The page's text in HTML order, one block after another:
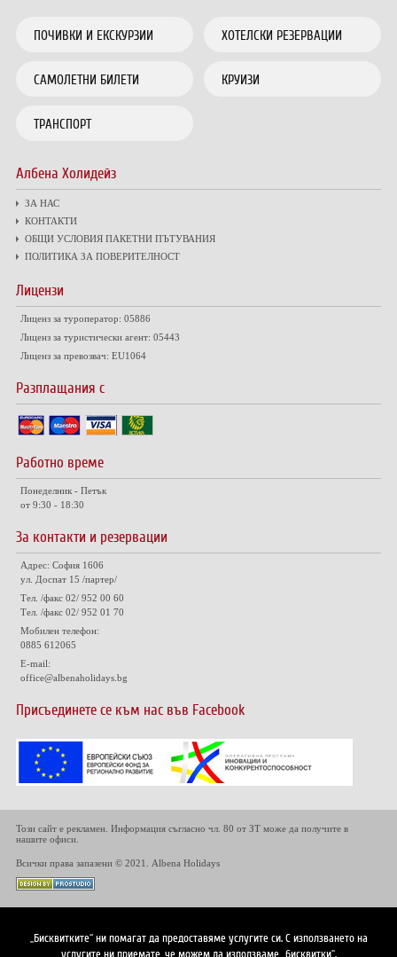
ПОЧИВКИ И ЕКСКУРЗИИ ХОТЕЛСКИ РЕЗЕРВАЦИИ
САМОЛЕТНИ БИЛЕТИ КРУИЗИ
ТРАНСПОРТ
Албена Холидейз
ЗА НАС
КОНТАКТИ
ОБЩИ УСЛОВИЯ ПАКЕТНИ ПЪТУВАНИЯ
ПОЛИТИКА ЗА ПОВЕРИТЕЛНОСТ
Лицензи
Лиценз за туроператор: 05886
Лиценз за туристически агент: 05443
Лиценз за превозвач: EU1064
Разплащания с
Работно време
Понеделник - Петък
от 9:30 - 18:30
За контакти и резервации
Адрес: София 1606
ул. Доспат 15 /партер/
Тел. /факс 02/ 952 00 60
Тел. /факс 02/ 952 01 70
Мобилен телефон:
0885 612065
E-mail:
office@albenaholidays.bg
Присъединете се към нас във Facebook
Този сайт е рекламен. Информация съгласно чл. 80 от ЗТ може да получите в
нашите офиси.
Всички права запазени © 2021. Albena Holidays
„Бисквитките“ ни помагат да предоставяме услугите си. С използването на